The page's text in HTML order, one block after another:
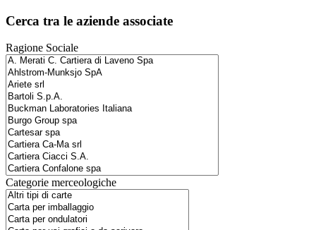
Cerca tra le aziende associate
Ragione Sociale
Categorie merceologiche